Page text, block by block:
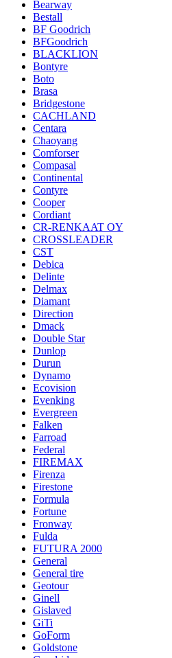
Bearway
Bestall
BF Goodrich
BFGoodrich
BLACKLION
Bontyre
Boto
Brasa
Bridgestone
CACHLAND
Centara
Chaoyang
Comforser
Compasal
Continental
Contyre
Cooper
Cordiant
CR-RENKAAT OY
CROSSLEADER
CST
Debica
Delinte
Delmax
Diamant
Direction
Dmack
Double Star
Dunlop
Durun
Dynamo
Ecovision
Evenking
Evergreen
Falken
Farroad
Federal
FIREMAX
Firenza
Firestone
Formula
Fortune
Fronway
Fulda
FUTURA 2000
General
General tire
Geotour
Ginell
Gislaved
GiTi
GoForm
Goldstone